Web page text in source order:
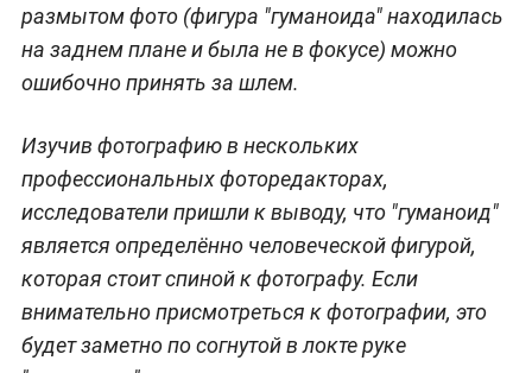
размытом фото (фигура "гуманоида" находилась
на заднем плане и была не в фокусе) можно
ошибочно принять за шлем.
Изучив фотографию в нескольких
профессиональных фоторедакторах,
исследователи пришли к выводу, что "гуманоид"
является определённо человеческой фигурой,
которая стоит спиной к фотографу. Если
внимательно присмотреться к фотографии, это
будет заметно по согнутой в локте руке